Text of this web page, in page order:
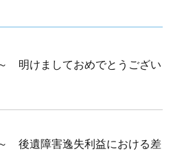
明けましておめでとうござい
後遺障害逸失利益における差